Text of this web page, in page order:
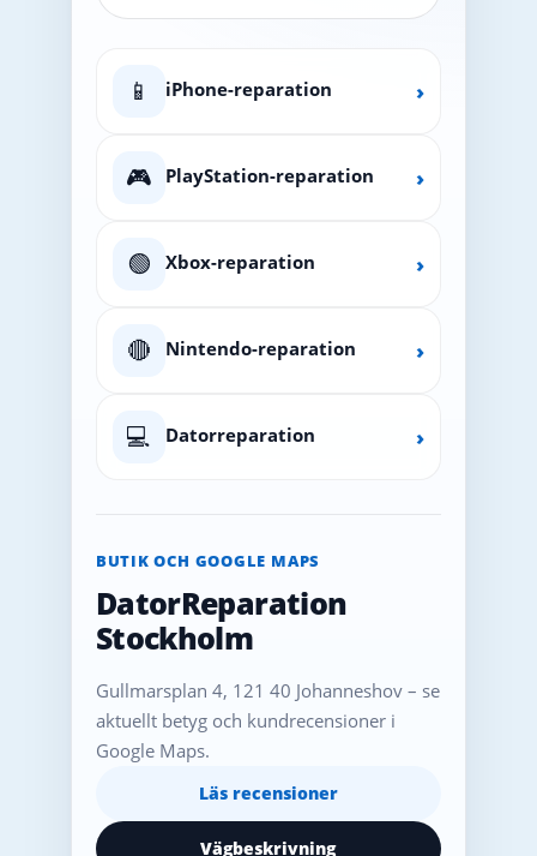
📱 iPhone-reparation ›
🎮 PlayStation-reparation ›
🟢 Xbox-reparation ›
🔴 Nintendo-reparation ›
💻 Datorreparation ›
BUTIK OCH GOOGLE MAPS
DatorReparation
Stockholm
Gullmarsplan 4, 121 40 Johanneshov – se
aktuellt betyg och kundrecensioner i
Google Maps.
Läs recensioner
Vägbeskrivning